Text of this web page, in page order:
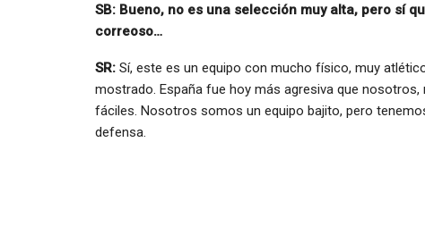
SB: Bueno, no es una selección muy alta, pero sí
correoso…
SR: Sí, este es un equipo con mucho físico, muy
mostrado. España fue hoy más agresiva que
fáciles. Nosotros somos un equipo bajito, pero
defensa.